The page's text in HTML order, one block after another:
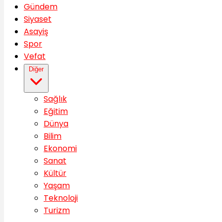
Gündem
Siyaset
Asayiş
Spor
Vefat
Diğer
Sağlık
Eğitim
Dünya
Bilim
Ekonomi
Sanat
Kültür
Yaşam
Teknoloji
Turizm